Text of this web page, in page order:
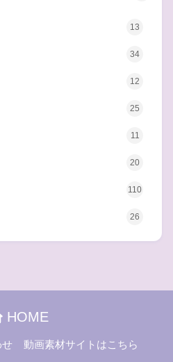
13
34
12
25
11
20
110
26
HOME
動画素材サイトはこちら